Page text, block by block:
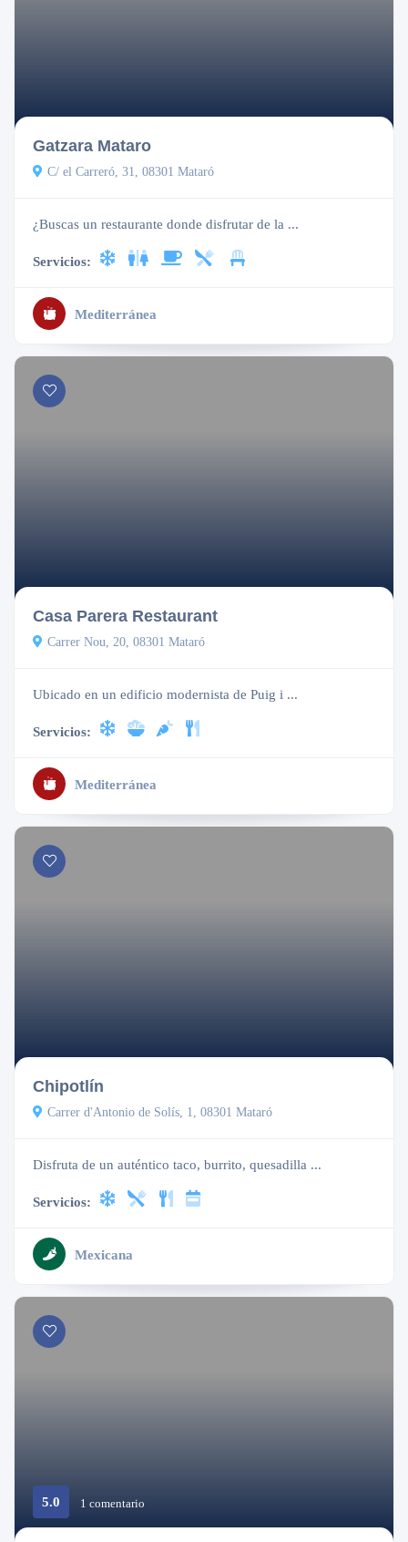
Gatzara Mataro
C/ el Carreró, 31, 08301 Mataró
¿Buscas un restaurante donde disfrutar de la ...
Servicios:
Mediterránea
Casa Parera Restaurant
Carrer Nou, 20, 08301 Mataró
Ubicado en un edificio modernista de Puig i ...
Servicios:
Mediterránea
Chipotlín
Carrer d'Antonio de Solís, 1, 08301 Mataró
Disfruta de un auténtico taco, burrito, quesadilla ...
Servicios:
Mexicana
5.0 1 comentario